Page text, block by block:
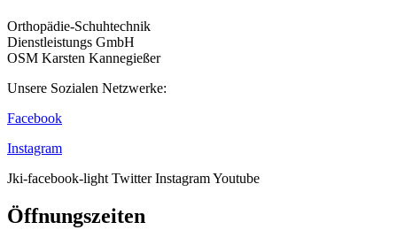
Orthopädie-Schuhtechnik
Dienstleistungs GmbH
OSM Karsten Kannegießer
Unsere Sozialen Netzwerke:
Facebook
Instagram
Jki-facebook-light Twitter InstagramYoutube
Öffnungszeiten